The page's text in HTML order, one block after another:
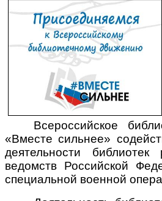
Профсоюз
Доступная среда
Сведения об учредителе
Аллея для слепых
Культура для школьников
Советует юрист
Всероссийское
«Вместе сильнее»
деятельности
ведомств Российской
специальной военной